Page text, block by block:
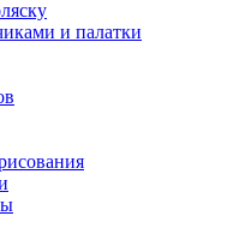
и палатки